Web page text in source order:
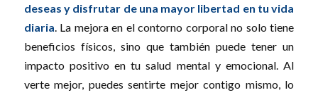
deseas y disfrutar de una mayor libertad en tu vida
diaria . La mejora en el contorno corporal no solo tiene
beneficios físicos, sino que también puede tener un
impacto positivo en tu salud mental y emocional. Al
verte mejor, puedes sentirte mejor contigo mismo, lo